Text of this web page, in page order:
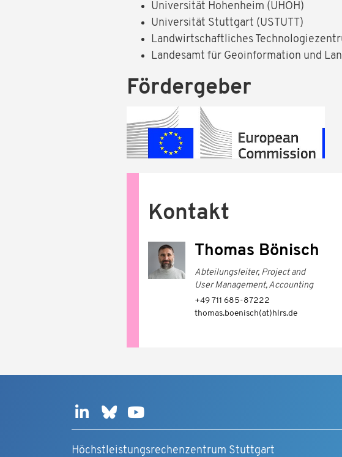
Universität Hohenheim (UHOH)
Universität Stuttgart (USTUTT)
Landwirtschaftliches
Landesamt für Geoinformation und
Fördergeber
Kontakt
Thomas Bönisch
Abteilungsleiter, Project and
User Management, Accounting
+49 711 685-87222
thomas.boenisch(at)hlrs.de
Höchstleistungsrechenzentrum Stuttgart